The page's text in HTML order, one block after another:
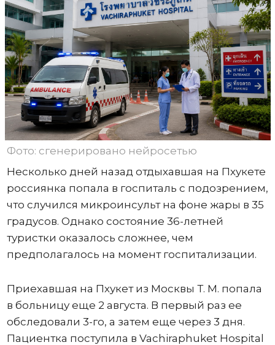
Фото: сгенерировано нейросетью
Несколько дней назад отдыхавшая на Пхукете
россиянка попала в госпиталь с подозрением,
что случился микроинсульт на фоне жары в 35
градусов. Однако состояние 36-летней
туристки оказалось сложнее, чем
предполагалось на момент госпитализации.
Приехавшая на Пхукет из Москвы Т. М. попала
в больницу еще 2 августа. В первый раз ее
обследовали 3-го, а затем еще через 3 дня.
Пациентка поступила в Vachiraphuket Hospital